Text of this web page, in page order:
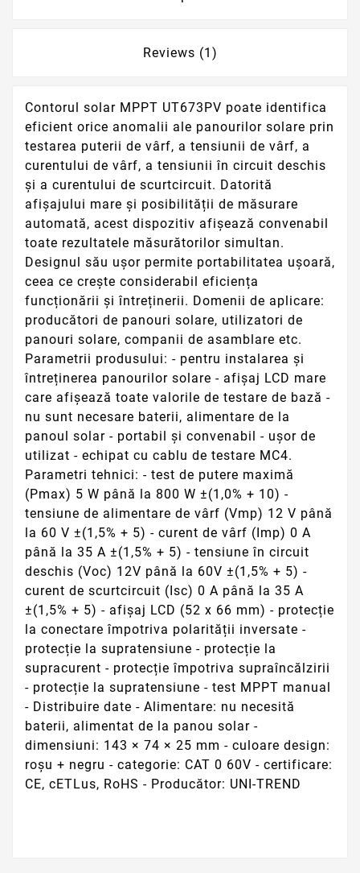
Reviews (1)
Contorul solar MPPT UT673PV poate identifica
eficient orice anomalii ale panourilor solare prin
testarea puterii de vârf, a tensiunii de vârf, a
curentului de vârf, a tensiunii în circuit deschis
și a curentului de scurtcircuit. Datorită
afișajului mare și posibilității de măsurare
automată, acest dispozitiv afișează convenabil
toate rezultatele măsurătorilor simultan.
Designul său ușor permite portabilitatea ușoară,
ceea ce crește considerabil eficiența
funcționării și întreținerii. Domenii de aplicare:
producători de panouri solare, utilizatori de
panouri solare, companii de asamblare etc.
Parametrii produsului: - pentru instalarea și
întreținerea panourilor solare - afișaj LCD mare
care afișează toate valorile de testare de bază -
nu sunt necesare baterii, alimentare de la
panoul solar - portabil și convenabil - ușor de
utilizat - echipat cu cablu de testare MC4.
Parametri tehnici: - test de putere maximă
(Pmax) 5 W până la 800 W ±(1,0% + 10) -
tensiune de alimentare de vârf (Vmp) 12 V până
la 60 V ±(1,5% + 5) - curent de vârf (Imp) 0 A
până la 35 A ±(1,5% + 5) - tensiune în circuit
deschis (Voc) 12V până la 60V ±(1,5% + 5) -
curent de scurtcircuit (Isc) 0 A până la 35 A
±(1,5% + 5) - afișaj LCD (52 x 66 mm) - protecție
la conectare împotriva polarității inversate -
protecție la supratensiune - protecție la
supracurent - protecție împotriva supraîncălzirii
- protecție la supratensiune - test MPPT manual
- Distribuire date - Alimentare: nu necesită
baterii, alimentat de la panou solar -
dimensiuni: 143 × 74 × 25 mm - culoare design:
roșu + negru - categorie: CAT 0 60V - certificare:
CE, cETLus, RoHS - Producător: UNI-TREND